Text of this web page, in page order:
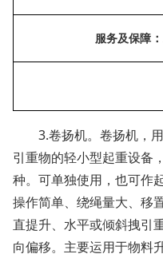
服务及保障 ：
3.卷扬机。卷扬机，用
引重物的轻小型起重设备
种。可单独使用，也可作
操作简单、绕绳量大、移
直提升、水平或倾斜拽引
向偏移。主要运用于物料